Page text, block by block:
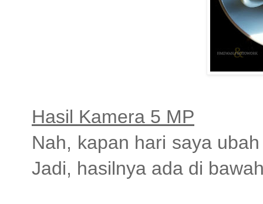
Hasil Kamera 5 MP
Nah, kapan hari saya
Jadi, hasilnya ada di